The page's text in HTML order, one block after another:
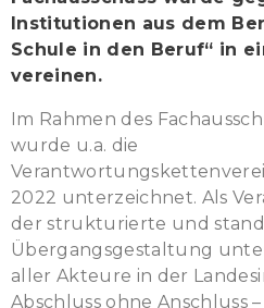
Institutionen aus dem
Schule in den Beruf“ in
vereinen.
Im Rahmen des
wurde u.a. die
2022 unterzeichnet. Als
der strukturierte und
Übergangsgestaltung
aller Akteure in der
Abschluss ohne Anschluss